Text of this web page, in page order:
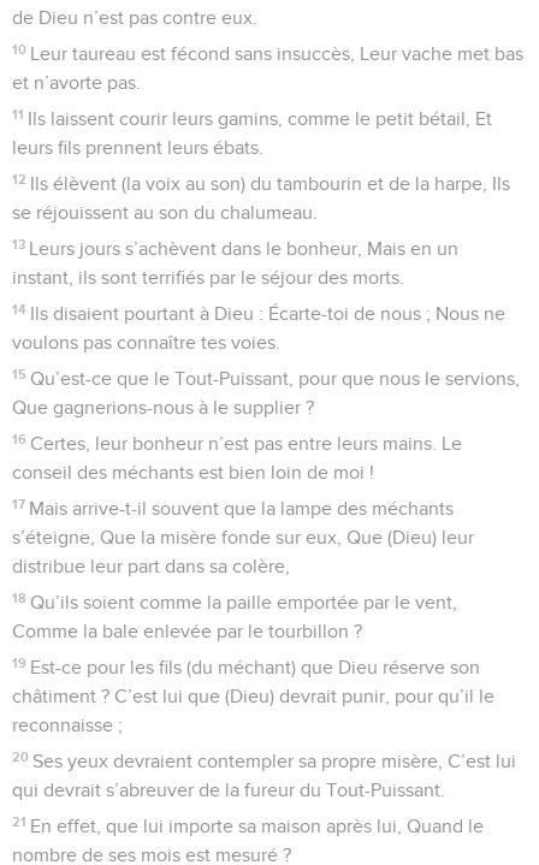
de Dieu n’est pas contre eux.
10 Leur taureau est fécond sans insuccès, Leur vache met bas
et n’avorte pas.
11 Ils laissent courir leurs gamins, comme le petit bétail, Et
leurs fils prennent leurs ébats.
12 Ils élèvent (la voix au son) du tambourin et de la harpe, Ils
se réjouissent au son du chalumeau.
13 Leurs jours s’achèvent dans le bonheur, Mais en un
instant, ils sont terrifiés par le séjour des morts.
14 Ils disaient pourtant à Dieu : Écarte-toi de nous ; Nous ne
voulons pas connaître tes voies.
15 Qu’est-ce que le Tout-Puissant, pour que nous le servions,
Que gagnerions-nous à le supplier ?
16 Certes, leur bonheur n’est pas entre leurs mains. Le
conseil des méchants est bien loin de moi !
17 Mais arrive-t-il souvent que la lampe des méchants
s’éteigne, Que la misère fonde sur eux, Que (Dieu) leur
distribue leur part dans sa colère,
18 Qu’ils soient comme la paille emportée par le vent,
Comme la bale enlevée par le tourbillon ?
19 Est-ce pour les fils (du méchant) que Dieu réserve son
châtiment ? C’est lui que (Dieu) devrait punir, pour qu’il le
reconnaisse ;
20 Ses yeux devraient contempler sa propre misère, C’est lui
qui devrait s’abreuver de la fureur du Tout-Puissant.
21 En effet, que lui importe sa maison après lui, Quand le
nombre de ses mois est mesuré ?